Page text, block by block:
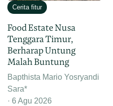
Cerita fitur
Food Estate Nusa
Tenggara Timur,
Berharap Untung
Malah Buntung
Bapthista Mario Yosryandi
Sara*
6 Agu 2026